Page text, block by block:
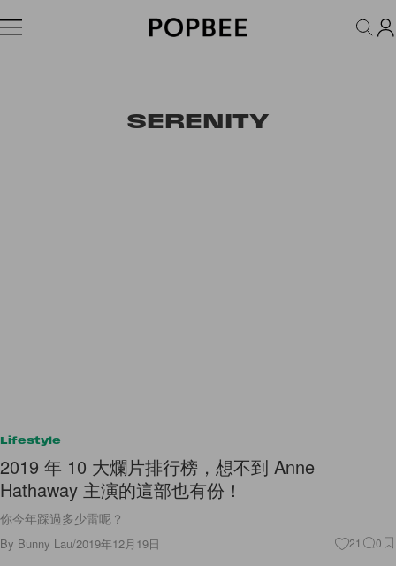
FASHION ACCESSORIES BEAUTY WELLNESS LIFESTYLE
SERENITY
Lifestyle
2019 年 10 大爛片排行榜，想不到 Anne
Hathaway 主演的這部也有份！
你今年踩過多少雷呢？
By Bunny Lau/2019年12月19日 21 0